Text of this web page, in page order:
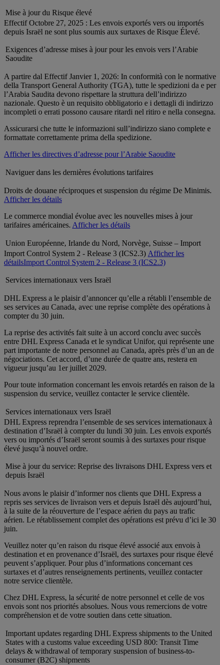
Mise à jour du Risque élevé
Effectif Octobre 27, 2025 : Les envois exportés vers ou importés
depuis Israël ne sont plus soumis aux surtaxes de Risque Élevé.
Exigences d’adresse mises à jour pour les envois vers l’Arabie
Saoudite
A partire dal Effectif Janvier 1, 2026: In conformità con le normative
della Transport General Authority (TGA), tutte le spedizioni da e per
l’Arabia Saudita devono rispettare la struttura dell’indirizzo
nazionale. Questo è un requisito obbligatorio e i dettagli di indirizzo
incompleti o errati possono causare ritardi nel ritiro e nella consegna.
Assicurarsi che tutte le informazioni sull’indirizzo siano complete e
formattate correttamente prima della spedizione.
Afficher les directives d’adresse pour l’Arabie Saoudite
Naviguer dans les dernières évolutions tarifaires
Droits de douane réciproques et suspension du régime De Minimis.
Afficher les détails
Le commerce mondial évolue avec les nouvelles mises à jour
tarifaires américaines. Afficher les détails
Union Européenne, Irlande du Nord, Norvège, Suisse – Import
Import Control System 2 - Release 3 (ICS2.3) Afficher les
détailsImport Control System 2 - Release 3 (ICS2.3)
Services internationaux vers Israël
DHL Express a le plaisir d’annoncer qu’elle a rétabli l’ensemble de
ses services au Canada, avec une reprise complète des opérations à
compter du 30 juin.
La reprise des activités fait suite à un accord conclu avec succès
entre DHL Express Canada et le syndicat Unifor, qui représente une
part importante de notre personnel au Canada, après près d’un an de
négociations. Cet accord, d’une durée de quatre ans, restera en
vigueur jusqu’au 1er juillet 2029.
Pour toute information concernant les envois retardés en raison de la
suspension du service, veuillez contacter le service clientèle.
Services internationaux vers Israël
DHL Express reprendra l’ensemble de ses services internationaux à
destination d’Israël à compter du lundi 30 juin. Les envois exportés
vers ou importés d’Israël seront soumis à des surtaxes pour risque
élevé jusqu’à nouvel ordre.
Mise à jour du service: Reprise des livraisons DHL Express vers et
depuis Israël
Nous avons le plaisir d’informer nos clients que DHL Express a
repris ses services de livraison vers et depuis Israël dès aujourd’hui,
à la suite de la réouverture de l’espace aérien du pays au trafic
aérien. Le rétablissement complet des opérations est prévu d’ici le 30
juin.
Veuillez noter qu’en raison du risque élevé associé aux envois à
destination et en provenance d’Israël, des surtaxes pour risque élevé
peuvent s’appliquer. Pour plus d’informations concernant ces
surtaxes et d’autres renseignements pertinents, veuillez contacter
notre service clientèle.
Chez DHL Express, la sécurité de notre personnel et celle de vos
envois sont nos priorités absolues. Nous vous remercions de votre
compréhension et de votre soutien dans cette situation.
Important updates regarding DHL Express shipments to the United
States with a customs value exceeding USD 800: Transit Time
delays & withdrawal of temporary suspension of business-to-
consumer (B2C) shipments